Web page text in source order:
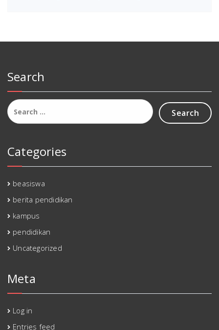
Search
Search
for:
Categories
beasiswa
berita pendidikan
kampus
pendidikan
Uncategorized
Meta
Log in
Entries feed